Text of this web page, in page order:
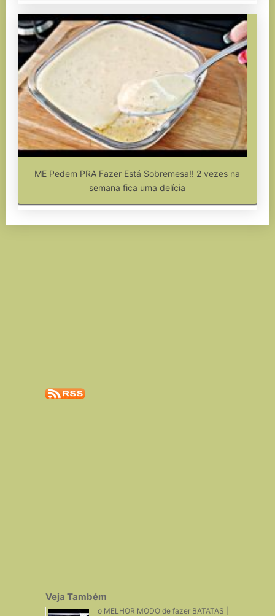
ME Pedem PRA Fazer Está Sobremesa!! 2 vezes na
semana fica uma delícia
Veja Também
o MELHOR MODO de fazer BATATAS |